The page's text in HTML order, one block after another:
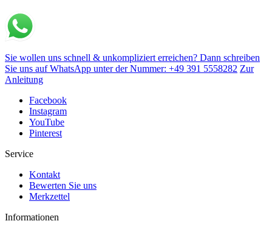
Sie wollen uns schnell & unkompliziert erreichen? Dann schreiben
Sie uns auf WhatsApp unter der Nummer: +49 391 5558282 Zur
Anleitung
Facebook
Instagram
YouTube
Pinterest
Service
Kontakt
Bewerten Sie uns
Merkzettel
Informationen